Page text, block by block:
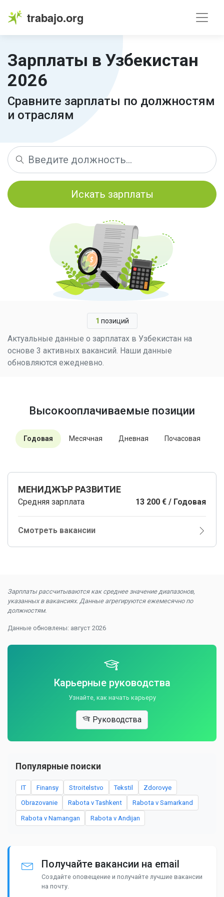
trabajo.org
Зарплаты в Узбекистан
2026
Сравните зарплаты по должностям
и отраслям
Искать зарплаты
1 позиций
Актуальные данные о зарплатах в Узбекистан на
основе 3 активных вакансий. Наши данные
обновляются ежедневно.
Высокооплачиваемые позиции
Годовая Месячная Дневная Почасовая
МЕНИДЖЪР РАЗВИТИЕ
Средняя зарплата 13 200 € / Годовая
Смотреть вакансии
Зарплаты рассчитываются как среднее значение диапазонов,
указанных в вакансиях. Данные агрегируются ежемесячно по
должностям.
Данные обновлены: август 2026
Карьерные руководства
Узнайте, как начать карьеру
Руководства
Популярные поиски
IT Finansy Stroitelstvo Tekstil Zdorovye
Obrazovanie Rabota v Tashkent Rabota v Samarkand
Rabota v Namangan Rabota v Andijan
Получайте вакансии на email
Создайте оповещение и получайте лучшие вакансии
на почту.